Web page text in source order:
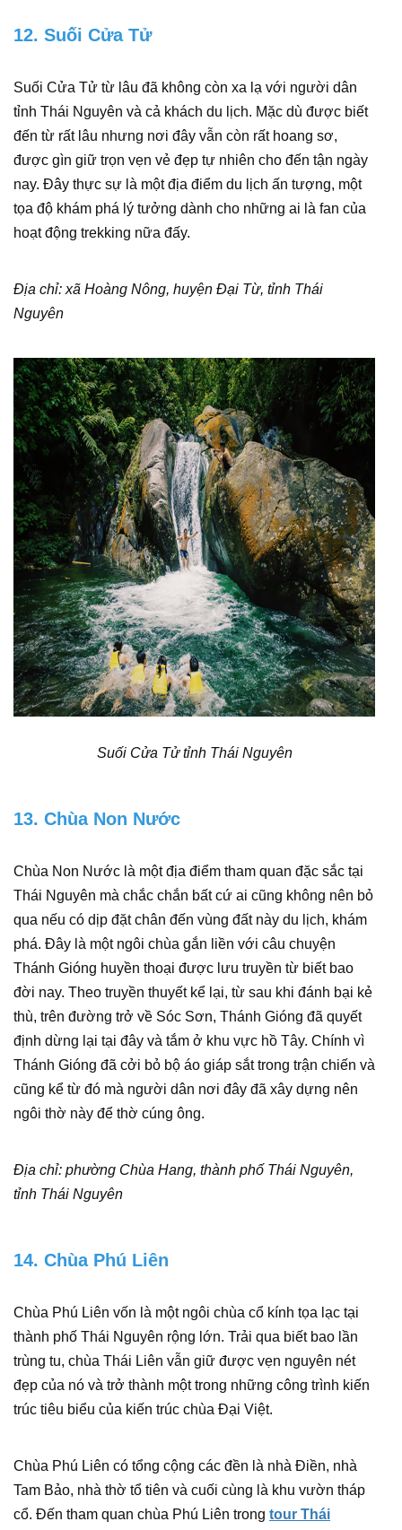
12. Suối Cửa Tử
Suối Cửa Tử từ lâu đã không còn xa lạ với người dân
tỉnh Thái Nguyên và cả khách du lịch. Mặc dù được biết
đến từ rất lâu nhưng nơi đây vẫn còn rất hoang sơ,
được gìn giữ trọn vẹn vẻ đẹp tự nhiên cho đến tận ngày
nay. Đây thực sự là một địa điểm du lịch ấn tượng, một
tọa độ khám phá lý tưởng dành cho những ai là fan của
hoạt động trekking nữa đấy.
Địa chỉ: xã Hoàng Nông, huyện Đại Từ, tỉnh Thái
Nguyên
Suối Cửa Tử tỉnh Thái Nguyên
13. Chùa Non Nước
Chùa Non Nước là một địa điểm tham quan đặc sắc tại
Thái Nguyên mà chắc chắn bất cứ ai cũng không nên bỏ
qua nếu có dịp đặt chân đến vùng đất này du lịch, khám
phá. Đây là một ngôi chùa gắn liền với câu chuyện
Thánh Gióng huyền thoại được lưu truyền từ biết bao
đời nay. Theo truyền thuyết kể lại, từ sau khi đánh bại kẻ
thù, trên đường trở về Sóc Sơn, Thánh Gióng đã quyết
định dừng lại tại đây và tắm ở khu vực hồ Tây. Chính vì
Thánh Gióng đã cởi bỏ bộ áo giáp sắt trong trận chiến và
cũng kể từ đó mà người dân nơi đây đã xây dựng nên
ngôi thờ này để thờ cúng ông.
Địa chỉ: phường Chùa Hang, thành phố Thái Nguyên,
tỉnh Thái Nguyên
14. Chùa Phú Liên
Chùa Phú Liên vốn là một ngôi chùa cổ kính tọa lạc tại
thành phố Thái Nguyên rộng lớn. Trải qua biết bao lần
trùng tu, chùa Thái Liên vẫn giữ được vẹn nguyên nét
đẹp của nó và trở thành một trong những công trình kiến
trúc tiêu biểu của kiến trúc chùa Đại Việt.
Chùa Phú Liên có tổng cộng các đền là nhà Điền, nhà
Tam Bảo, nhà thờ tổ tiên và cuối cùng là khu vườn tháp
cổ. Đến tham quan chùa Phú Liên trong tour Thái